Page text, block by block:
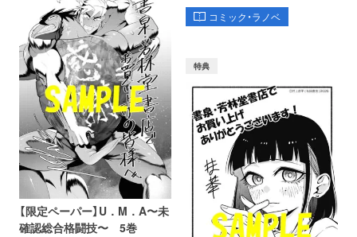
コミック・ラノベ
【限定ペーパー】U．M．A〜未
確認総合格闘技〜 5巻
特典